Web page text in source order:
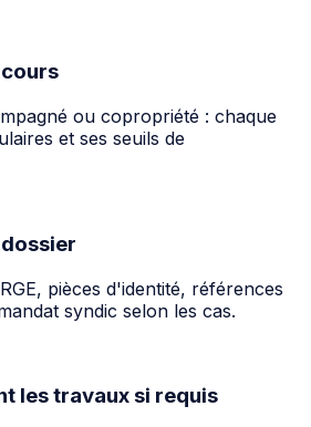
ou copropriété : chaque
et ses seuils de
pièces d'identité, références
syndic selon les cas.
les travaux si requis